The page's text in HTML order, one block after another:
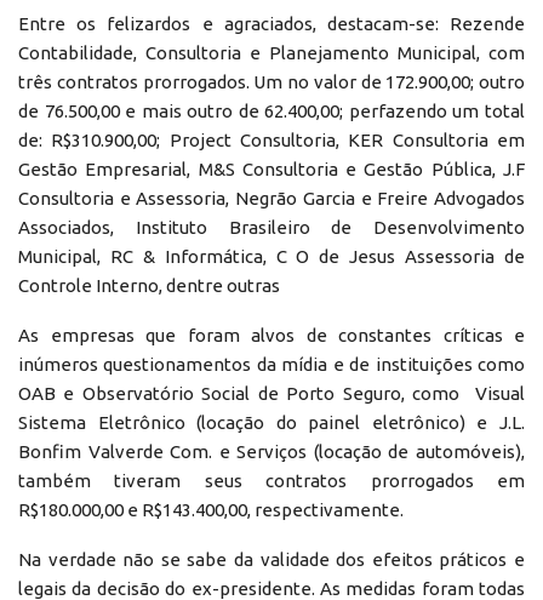
Entre os felizardos e agraciados, destacam-se: Rezende
Contabilidade, Consultoria e Planejamento Municipal, com
três contratos prorrogados. Um no valor de 172.900,00; outro
de 76.500,00 e mais outro de 62.400,00; perfazendo um total
de: R$310.900,00; Project Consultoria, KER Consultoria em
Gestão Empresarial, M&S Consultoria e Gestão Pública, J.F
Consultoria e Assessoria, Negrão Garcia e Freire Advogados
Associados, Instituto Brasileiro de Desenvolvimento
Municipal, RC & Informática, C O de Jesus Assessoria de
Controle Interno, dentre outras
As empresas que foram alvos de constantes críticas e
inúmeros questionamentos da mídia e de instituições como
OAB e Observatório Social de Porto Seguro, como Visual
Sistema Eletrônico (locação do painel eletrônico) e J.L.
Bonfim Valverde Com. e Serviços (locação de automóveis),
também tiveram seus contratos prorrogados em
R$180.000,00 e R$143.400,00, respectivamente.
Na verdade não se sabe da validade dos efeitos práticos e
legais da decisão do ex-presidente. As medidas foram todas